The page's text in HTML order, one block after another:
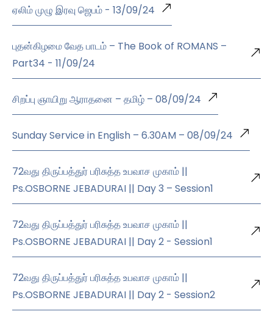
ஏலிம் முழு இரவு ஜெபம் - 13/09/24
புதன்கிழமை வேத பாடம் – The Book of ROMANS –
Part34 - 11/09/24
சிறப்பு ஞாயிறு ஆராதனை – தமிழ் – 08/09/24
Sunday Service in English – 6.30AM – 08/09/24
72வது திருப்பத்துர் பரிசுத்த உபவாச முகாம் ||
Ps.OSBORNE JEBADURAI || Day 3 – Session1
72வது திருப்பத்துர் பரிசுத்த உபவாச முகாம் ||
Ps.OSBORNE JEBADURAI || Day 2 - Session1
72வது திருப்பத்துர் பரிசுத்த உபவாச முகாம் ||
Ps.OSBORNE JEBADURAI || Day 2 - Session2